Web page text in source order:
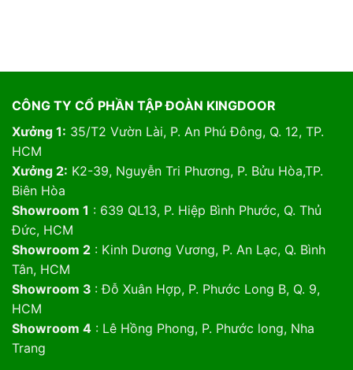
CÔNG TY CỔ PHẦN TẬP ĐOÀN KINGDOOR
Xưởng 1: 35/T2 Vườn Lài, P. An Phú Đông, Q. 12, TP.
HCM
Xưởng 2: K2-39, Nguyễn Tri Phương, P. Bửu Hòa,TP.
Biên Hòa
Showroom 1 : 639 QL13, P. Hiệp Bình Phước, Q. Thủ
Đức, HCM
Showroom 2: Kinh Dương Vương, P. An Lạc, Q. Bình
Tân, HCM
Showroom 3 : Đỗ Xuân Hợp, P. Phước Long B, Q. 9,
HCM
Showroom 4: Lê Hồng Phong, P. Phước long, Nha
Trang